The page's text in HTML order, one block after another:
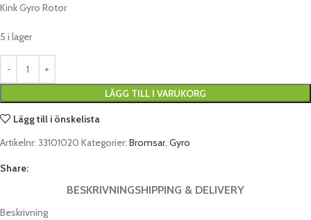
Kink Gyro Rotor
5 i lager
LÄGG TILL I VARUKORG
Lägg till i önskelista
Artikelnr: 33101020 Kategorier: Bromsar, Gyro
Share:
BESKRIVNINGSHIPPING & DELIVERY
Beskrivning